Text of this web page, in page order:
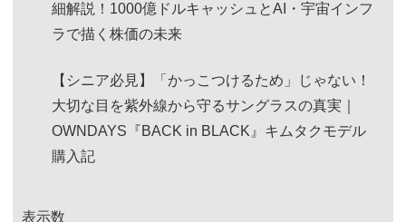
細解説！1000億ドルキャッシュとAI・宇宙インフ
ラで描く株価の未来
【シニア必見】「かっこつけるため」じゃない！
大切な目を紫外線から守るサングラスの真実｜
OWNDAYS『BACK in BLACK』キムタクモデル
購入記
表示数